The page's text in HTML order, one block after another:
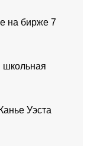
на бирже 7
школьная
Уэста